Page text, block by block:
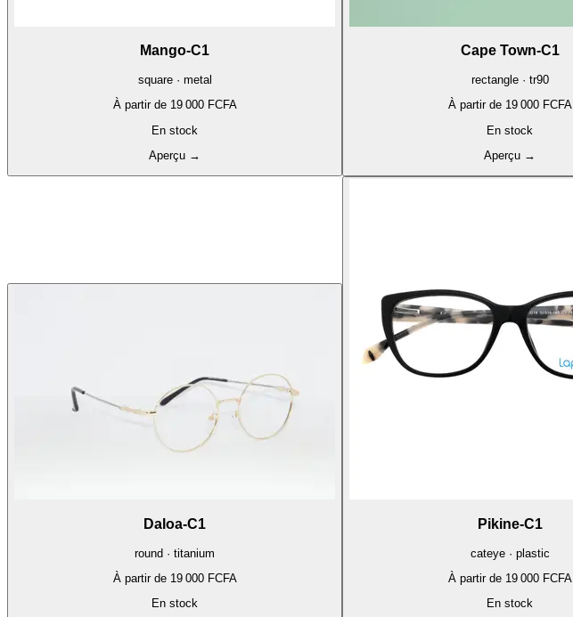
Mango-C1
square · metal
À partir de 19 000 FCFA
En stock
Aperçu →
Cape Town-C1
rectangle · tr90
À partir de 19 000 FCFA
En stock
Aperçu →
Daloa-C1
round · titanium
À partir de 19 000 FCFA
En stock
Pikine-C1
cateye · plastic
À partir de 19 000 FCFA
En stock